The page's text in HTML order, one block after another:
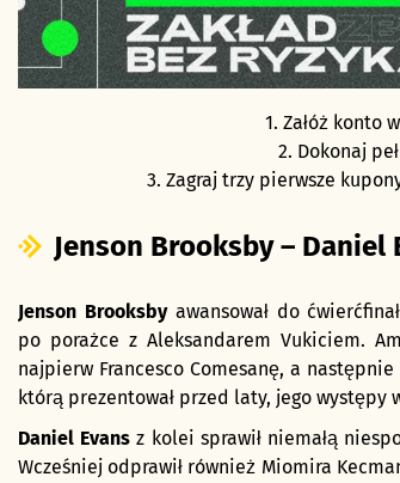
1. Załóż konto w
2. Dokonaj
3. Zagraj trzy pierwsze
Jenson Brooksby –
Jenson Brooksbyawansował do
po porażce z Aleksandarem Vukiciem.
najpierw Francesco Comesanę, a
którą prezentował przed laty, jego
Daniel Evansz kolei sprawił niemałą
Wcześniej odprawił również Miomira